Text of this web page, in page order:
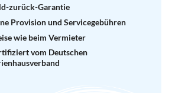
zurück-Garantie
Provision und Servicegebühren
wie beim Vermieter
vom Deutschen